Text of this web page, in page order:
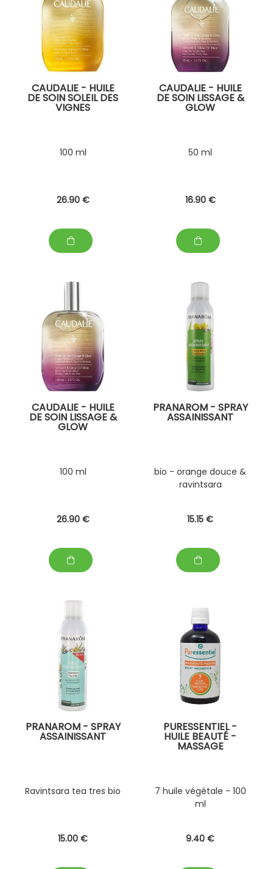
CAUDALIE - HUILE
DE SOIN SOLEIL DES
VIGNES
100 ml
26.90 €
CAUDALIE - HUILE
DE SOIN LISSAGE &
GLOW
50 ml
16.90 €
CAUDALIE - HUILE
DE SOIN LISSAGE &
GLOW
100 ml
26.90 €
PRANAROM - SPRAY
ASSAINISSANT
bio - orange douce &
ravintsara
15.15 €
PRANAROM - SPRAY
ASSAINISSANT
Ravintsara tea tres bio
15.00 €
PURESSENTIEL -
HUILE BEAUTÉ -
MASSAGE
7 huile végétale - 100
ml
9.40 €